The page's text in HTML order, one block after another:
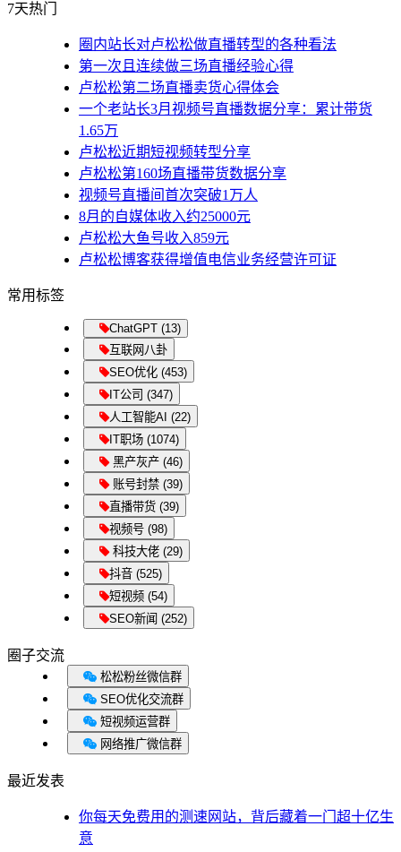
7天热门
圈内站长对卢松松做直播转型的各种看法
第一次且连续做三场直播经验心得
卢松松第二场直播卖货心得体会
一个老站长3月视频号直播数据分享：累计带货
1.65万
卢松松近期短视频转型分享
卢松松第160场直播带货数据分享
视频号直播间首次突破1万人
8月的自媒体收入约25000元
卢松松大鱼号收入859元
卢松松博客获得增值电信业务经营许可证
常用标签
ChatGPT (13)
互联网八卦
SEO优化 (453)
IT公司 (347)
人工智能AI (22)
IT职场 (1074)
黑产灰产 (46)
账号封禁 (39)
直播带货 (39)
视频号 (98)
科技大佬 (29)
抖音 (525)
短视频 (54)
SEO新闻 (252)
圈子交流
松松粉丝微信群
SEO优化交流群
短视频运营群
网络推广微信群
最近发表
你每天免费用的测速网站，背后藏着一门超十亿生
意